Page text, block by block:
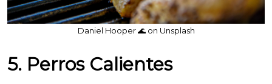
Daniel Hooper 🌊 on Unsplash
5. Perros Calientes